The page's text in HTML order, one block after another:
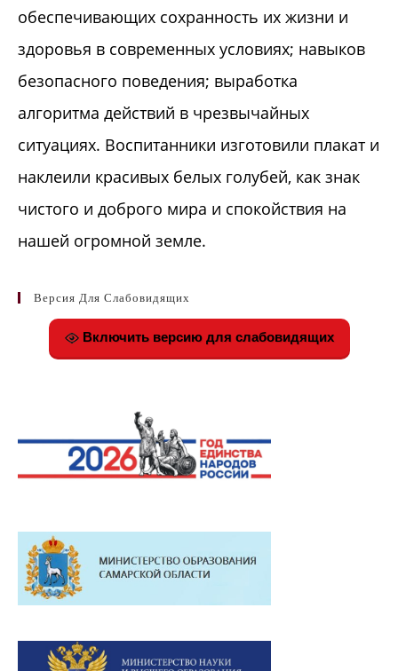
обеспечивающих сохранность их жизни и
здоровья в современных условиях; навыков
безопасного поведения; выработка
алгоритма действий в чрезвычайных
ситуациях. Воспитанники изготовили плакат и
наклеили красивых белых голубей, как знак
чистого и доброго мира и спокойствия на
нашей огромной земле.
Версия Для Слабовидящих
Включить версию для слабовидящих